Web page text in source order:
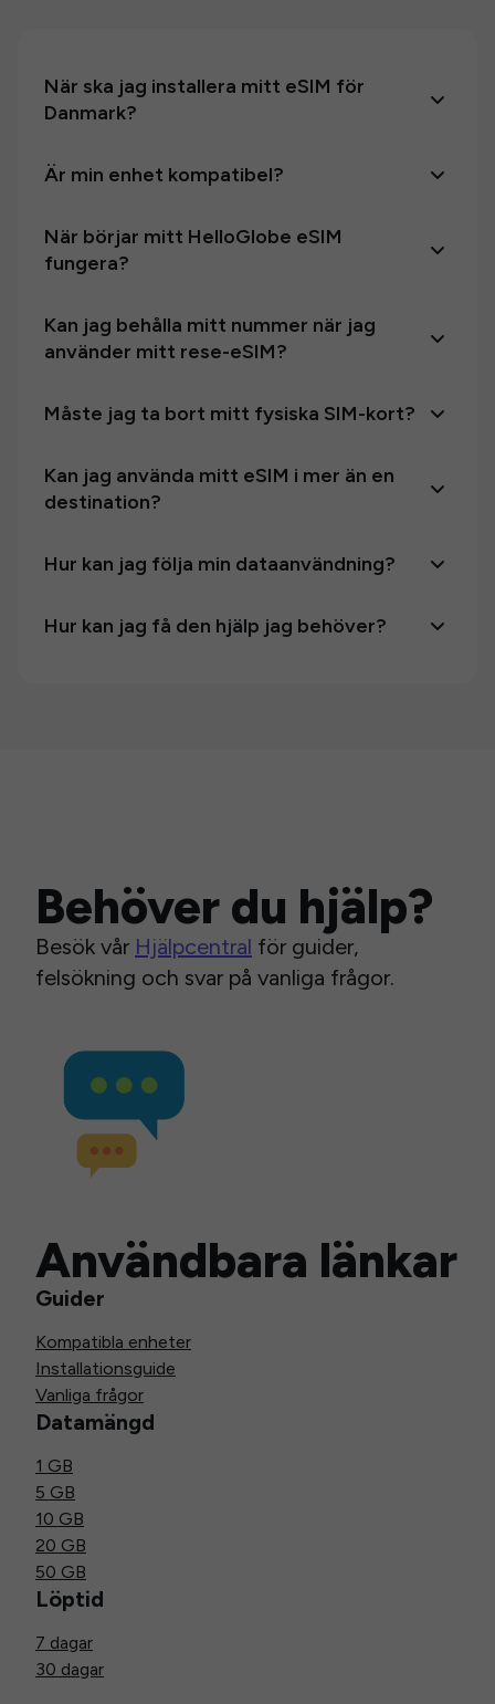
När ska jag installera mitt eSIM för
Danmark?
Är min enhet kompatibel?
När börjar mitt HelloGlobe eSIM
fungera?
Kan jag behålla mitt nummer när jag
använder mitt rese-eSIM?
Måste jag ta bort mitt fysiska SIM-kort?
Kan jag använda mitt eSIM i mer än en
destination?
Hur kan jag följa min dataanvändning?
Hur kan jag få den hjälp jag behöver?
Behöver du hjälp?
Besök vår Hjälpcentral för guider,
felsökning och svar på vanliga frågor.
Användbara länkar
Guider
Kompatibla enheter
Installationsguide
Vanliga frågor
Datamängd
1 GB
5 GB
10 GB
20 GB
50 GB
Löptid
7 dagar
30 dagar